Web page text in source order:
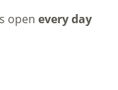
openevery day